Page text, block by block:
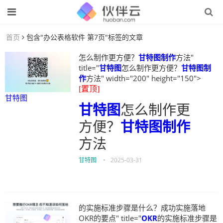
首页 包含"办公表格软件 第7页"标签的文章
甘特图
怎么制作更方便？ 甘特图制作方法"
title="甘特图怎么制作更方便？ 甘特图制
作方法" width="200" height="150">
[置顶]
甘特图怎么制作更
方便？ 甘特图制作
方法
甘特图 • 2025-03-31
的实施标准步骤是什么？成功实施落地
OKR的要点" title="OKR的实施标准步骤是